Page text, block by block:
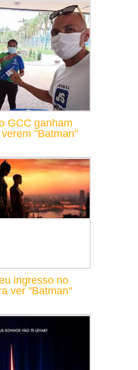
GCC ganham
"Batman"
ingresso no
ver "Batman"